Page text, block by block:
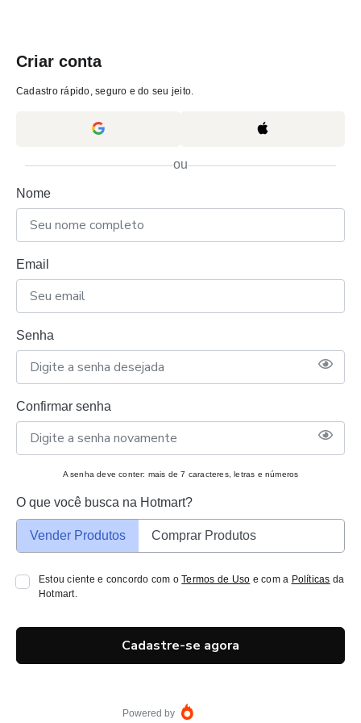
Criar conta
Cadastro rápido, seguro e do seu jeito.
ou
Nome
Email
Senha
Confirmar senha
A senha deve conter: mais de 7 caracteres, letras e números
O que você busca na Hotmart?
Vender Produtos Comprar Produtos
Estou ciente e concordo com oTermos de Uso e com a Políticas da
Hotmart.
Cadastre-se agora
Powered by